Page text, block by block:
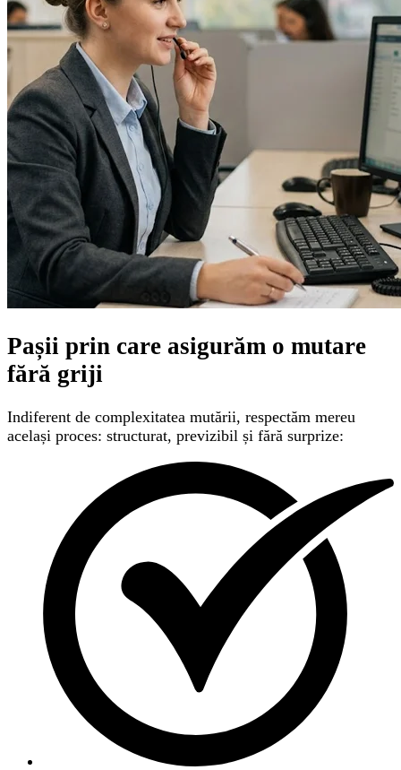
Pașii prin care asigurăm o mutare
fără griji
Indiferent de complexitatea mutării, respectăm mereu
același proces: structurat, previzibil și fără surprize: